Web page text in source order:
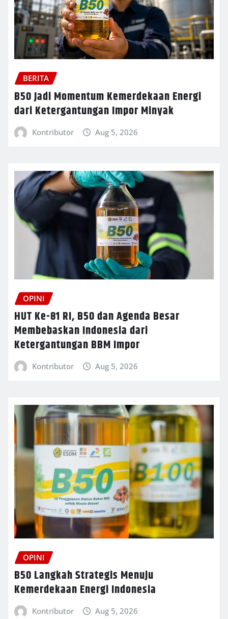
BERITA
B50 Jadi Momentum Kemerdekaan Energi
dari Ketergantungan Impor Minyak
Kontributor Aug 5, 2026
OPINI
HUT Ke-81 RI, B50 dan Agenda Besar
Membebaskan Indonesia dari
Ketergantungan BBM Impor
Kontributor Aug 5, 2026
OPINI
B50 Langkah Strategis Menuju
Kemerdekaan Energi Indonesia
Kontributor Aug 5, 2026